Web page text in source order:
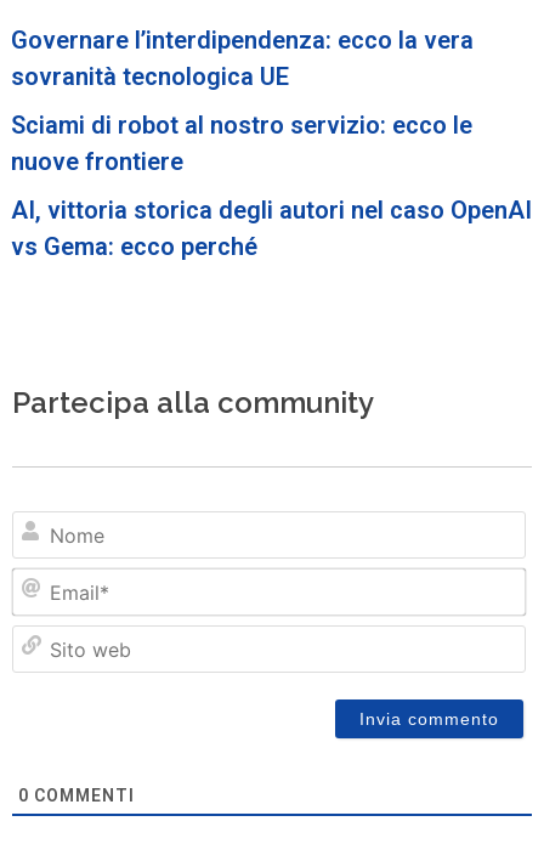
Governare l’interdipendenza: ecco la vera
sovranità tecnologica UE
Sciami di robot al nostro servizio: ecco le
nuove frontiere
AI, vittoria storica degli autori nel caso OpenAI
vs Gema: ecco perché
Partecipa alla community
0 COMMENTI